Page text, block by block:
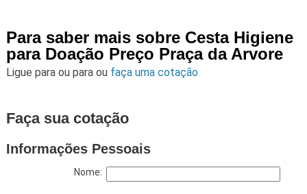
Para saber mais sobre Cesta Higiene
para Doação Preço Praça da Arvore
Ligue para ou para ou faça uma cotação
Faça sua cotação
Informações Pessoais
Nome: